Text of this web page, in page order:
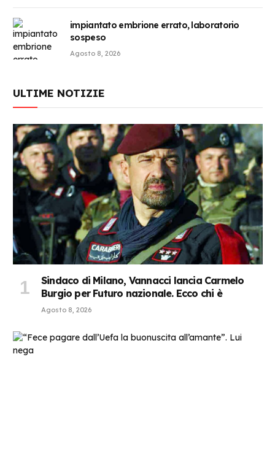
impiantato embrione errato, laboratorio
sospeso
Agosto 8, 2026
ULTIME NOTIZIE
Sindaco di Milano, Vannacci lancia Carmelo
Burgio per Futuro nazionale. Ecco chi è
Agosto 8, 2026